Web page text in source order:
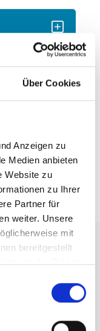
Über Cookies
Anzeigen zu
Medien anbieten
Website zu
zu Ihrer
Partner für
weiter. Unsere
mit
bereitgestellt
der Dienste